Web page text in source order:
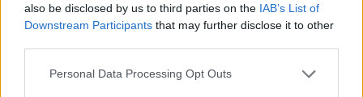
also be disclosed by us to third parties on the IAB’s List of
Downstream Participants that may further disclose it to other
Personal Data Processing Opt Outs
1 Svara